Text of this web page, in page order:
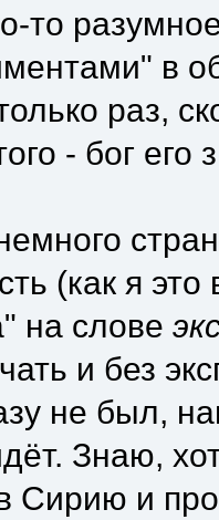
то
в
раз,
- бог его
(как я
на слове
и без
не был,
Знаю,
Сирию и